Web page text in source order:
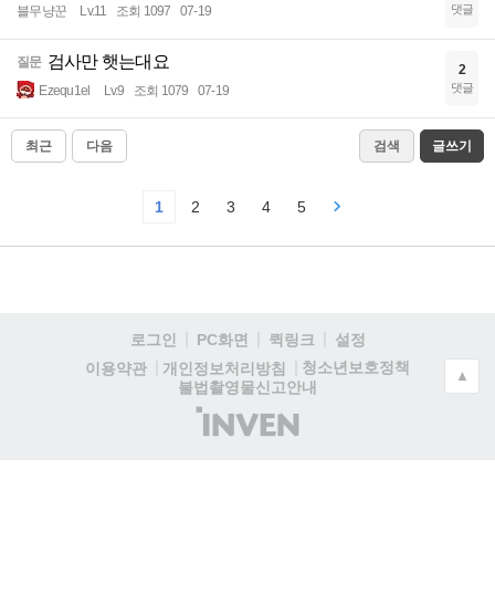
블무냥꾼 Lv.11 조회 1097 07-19 댓글
질문 검사만 햇는대요
Ezequ1el Lv.9 조회 1079 07-19
2
댓글
최근 다음 검색 글쓰기
1 2 3 4 5
로그인 PC화면 퀵링크
설정
이용약관
개인정보처리방침
청소년보호정책
불법촬영물신고안내
(주)
인
▲